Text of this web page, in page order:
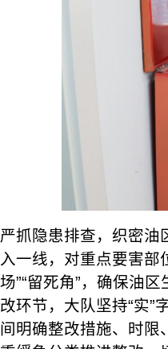
严抓隐患排查，织密油
入一线，对重点要害部
场”“留死角”，确保油
改环节，大队坚持“实”
间明确整改措施、时限